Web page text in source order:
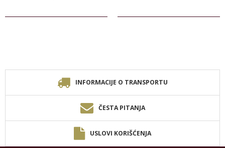
INFORMACIJE O TRANSPORTU
ČESTA PITANJA
USLOVI KORIŠĆENJA